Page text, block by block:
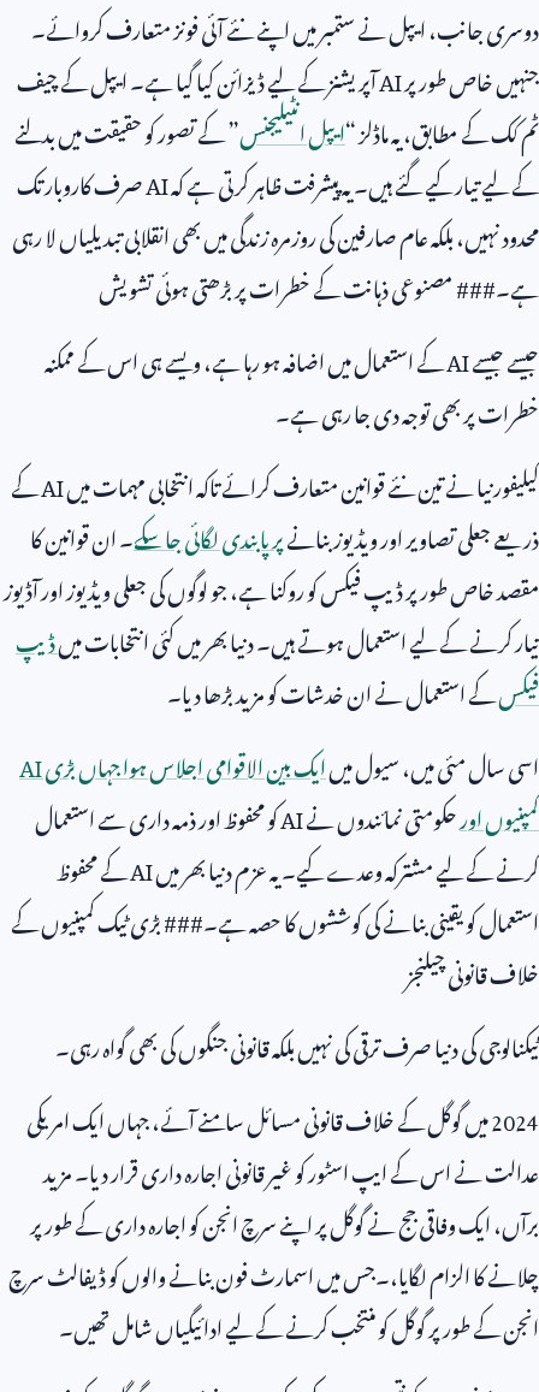
دوسری جانب، ایپل نے ستمبر میں اپنے نئے آئی فونز متعارف کروائے۔
جنہیں خاص طور پرAIآپریشنز کے لیے ڈیزائن کیا گیا ہے۔ ایپل کے چیف
ٹم کک کے مطابق، یہ ماڈلز “ایپل انٹیلیجنس” کے تصور کو حقیقت میں بدلنے
کے لیے تیار کیے گئے ہیں۔ یہ پیشرفت ظاہر کرتی ہے کہAIصرف کاروبار تک
محدود نہیں، بلکہ عام صارفین کی روزمرہ زندگی میں بھی انقلابی تبدیلیاں لا رہی
ہے۔### مصنوعی ذہانت کے خطرات پر بڑھتی ہوئی تشویش
جیسے جیسےAIکے استعمال میں اضافہ ہو رہا ہے، ویسے ہی اس کے ممکنہ
خطرات پر بھی توجہ دی جا رہی ہے۔
کیلیفورنیا نے تین نئے قوانین متعارف کرائے تاکہ انتخابی مہمات میںAIکے
ذریعے جعلی تصاویر اور ویڈیوز بنانےپر پابندی لگائی جا سکے۔ ان قوانین کا
مقصد خاص طور پر ڈیپ فیکس کو روکنا ہے، جو لوگوں کی جعلی ویڈیوز اور آڈیوز
تیار کرنے کے لیے استعمال ہوتے ہیں۔ دنیا بھر میں کئی انتخابات میںڈیپ
فیکسکے استعمال نے ان خدشات کو مزید بڑھا دیا۔
اسی سال مئی میں، سیول میںایک بین الاقوامی اجلاس ہوا جہاں بڑیAI
کمپنیوں اورحکومتی نمائندوں نےAIکو محفوظ اور ذمہ داری سے استعمال
کرنے کے لیے مشترکہ وعدے کیے۔ یہ عزم دنیا بھر میںAIکے محفوظ
استعمال کو یقینی بنانے کی کوششوں کا حصہ ہے۔### بڑی ٹیک کمپنیوں کے
خلاف قانونی چیلنجز
ٹیکنالوجی کی دنیا صرف ترقی کی نہیں بلکہ قانونی جنگوں کی بھی گواہ رہی۔
2024میں گوگل کے خلاف قانونی مسائل سامنے آئے، جہاں ایک امریکی
عدالت نے اس کے ایپ اسٹور کو غیر قانونی اجارہ داری قرار دیا۔ مزید
برآں، ایک وفاقی جج نے گوگل پر اپنے سرچ انجن کو اجارہ داری کے طور پر
چلانے کا الزام لگایا،۔جس میں اسمارٹ فون بنانے والوں کو ڈیفالٹ سرچ
انجن کے طور پر گوگل کو منتخب کرنے کے لیے ادائیگیاں شامل تھیں۔